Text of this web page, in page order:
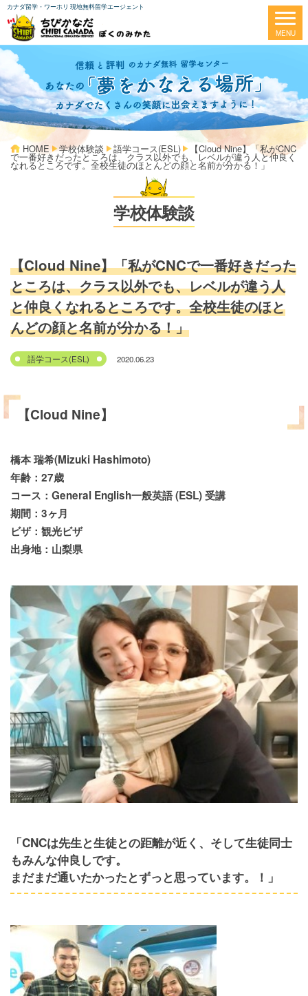
カナダ留学・ワーホリ 現地無料留学エージェント
HOME 学校体験談 語学コース(ESL) 【Cloud Nine】「私がCNC
で一番好きだったところは、クラス以外でも、レベルが違う人と仲良く
なれるところです。全校生徒のほとんどの顔と名前が分かる！」
学校体験談
【Cloud Nine】「私がCNCで一番好きだった
ところは、クラス以外でも、レベルが違う人
と仲良くなれるところです。全校生徒のほと
んどの顔と名前が分かる！」
語学コース(ESL) 2020.06.23
【Cloud Nine】
橋本 瑞希(Mizuki Hashimoto)
年齢：27歳
コース：General English一般英語 (ESL) 受講
期間：3ヶ月
ビザ：観光ビザ
出身地：山梨県
「CNCは先生と生徒との距離が近く、そして生徒同士
もみんな仲良しです。
まだまだ通いたかったとずっと思っています。！」